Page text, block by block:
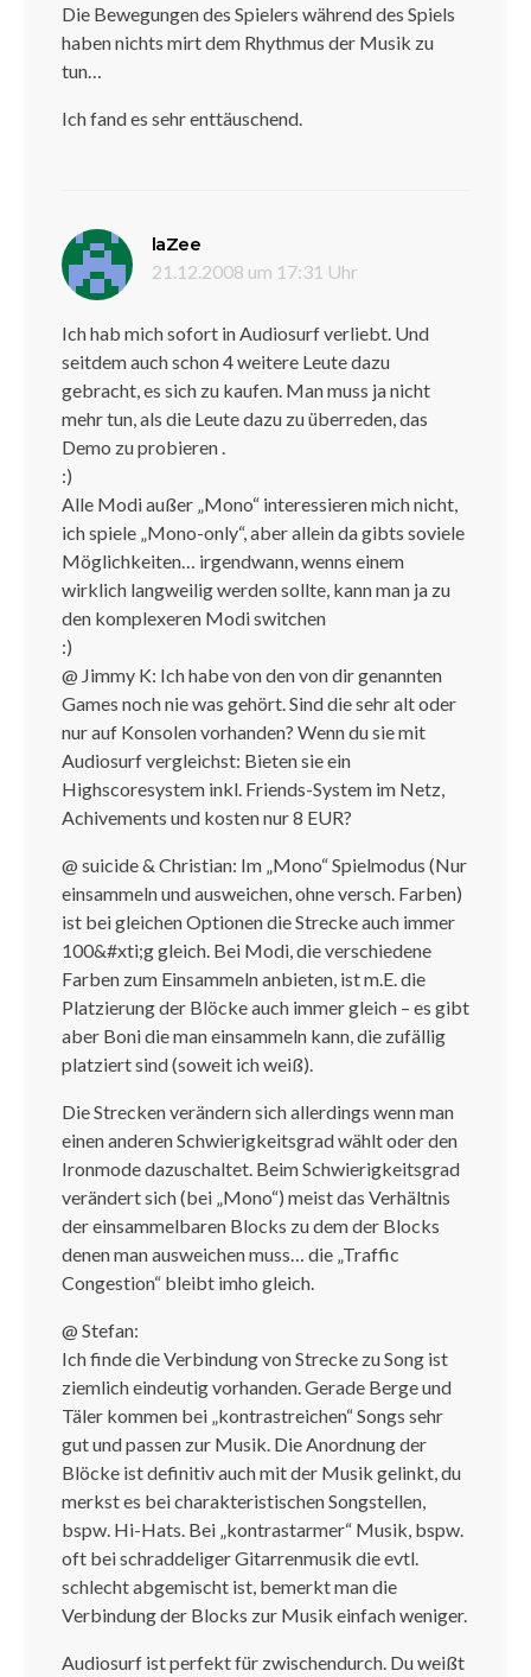
Die Bewegungen des Spielers während des Spiels
haben nichts mirt dem Rhythmus der Musik zu
tun…
Ich fand es sehr enttäuschend.
laZee
21.12.2008 um 17:31 Uhr
Ich hab mich sofort in Audiosurf verliebt. Und
seitdem auch schon 4 weitere Leute dazu
gebracht, es sich zu kaufen. Man muss ja nicht
mehr tun, als die Leute dazu zu überreden, das
Demo zu probieren .
:)
Alle Modi außer „Mono“ interessieren mich nicht,
ich spiele „Mono-only“, aber allein da gibts soviele
Möglichkeiten… irgendwann, wenns einem
wirklich langweilig werden sollte, kann man ja zu
den komplexeren Modi switchen
:)
@ Jimmy K: Ich habe von den von dir genannten
Games noch nie was gehört. Sind die sehr alt oder
nur auf Konsolen vorhanden? Wenn du sie mit
Audiosurf vergleichst: Bieten sie ein
Highscoresystem inkl. Friends-System im Netz,
Achivements und kosten nur 8 EUR?
@ suicide & Christian: Im „Mono“ Spielmodus (Nur
einsammeln und ausweichen, ohne versch. Farben)
ist bei gleichen Optionen die Strecke auch immer
100&#xti;g gleich. Bei Modi, die verschiedene
Farben zum Einsammeln anbieten, ist m.E. die
Platzierung der Blöcke auch immer gleich – es gibt
aber Boni die man einsammeln kann, die zufällig
platziert sind (soweit ich weiß).
Die Strecken verändern sich allerdings wenn man
einen anderen Schwierigkeitsgrad wählt oder den
Ironmode dazuschaltet. Beim Schwierigkeitsgrad
verändert sich (bei „Mono“) meist das Verhältnis
der einsammelbaren Blocks zu dem der Blocks
denen man ausweichen muss… die „Traffic
Congestion“ bleibt imho gleich.
@ Stefan:
Ich finde die Verbindung von Strecke zu Song ist
ziemlich eindeutig vorhanden. Gerade Berge und
Täler kommen bei „kontrastreichen“ Songs sehr
gut und passen zur Musik. Die Anordnung der
Blöcke ist definitiv auch mit der Musik gelinkt, du
merkst es bei charakteristischen Songstellen,
bspw. Hi-Hats. Bei „kontrastarmer“ Musik, bspw.
oft bei schraddeliger Gitarrenmusik die evtl.
schlecht abgemischt ist, bemerkt man die
Verbindung der Blocks zur Musik einfach weniger.
Audiosurf ist perfekt für zwischendurch. Du weißt